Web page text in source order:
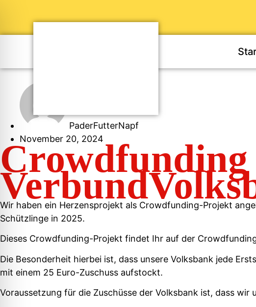
PaderFutterNapf
November 20, 2024
Wir haben ein Herzensprojekt als Crowdfunding-Projekt
Schützlinge in 2025.
Dieses Crowdfunding-Projekt findet Ihr auf der
Die Besonderheit hierbei ist, dass unsere Volksbank jede
mit einem 25 Euro-Zuschuss aufstockt.
Voraussetzung für die Zuschüsse der Volksbank ist, dass